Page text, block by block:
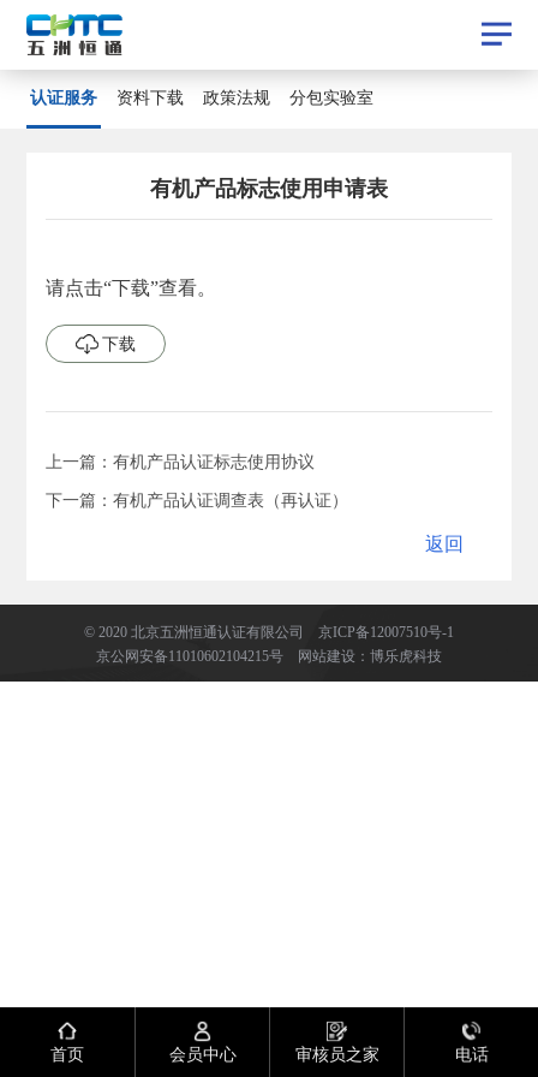
认证服务 资料下载 政策法规 分包实验室
有机产品标志使用申请表
请点击“下载”查看。
下载
上一篇：有机产品认证标志使用协议
下一篇：有机产品认证调查表（再认证）
返回
© 2020 北京五洲恒通认证有限公司 京ICP备12007510号-1
京公网安备11010602104215号
网站建设 ： 博乐虎科技
首页 会员中心 审核员之家 电话